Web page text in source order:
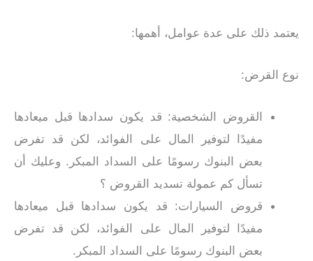
يعتمد ذلك على عدة عوامل، أهمها:
نوع القرض:
القروض الشخصية: قد يكون سدادها قبل ميعادها
مفيدًا لتوفير المال على الفوائد، لكن قد تفرض
بعض البنوك رسومًا على السداد المبكر. وعليك أن
تسأل كم عمولة تسديد القروض ؟
قروض السيارات: قد يكون سدادها قبل ميعادها
مفيدًا لتوفير المال على الفوائد، لكن قد تفرض
بعض البنوك رسومًا على السداد المبكر.